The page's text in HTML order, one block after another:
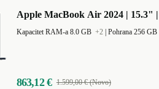
Apple MacBook Air 2024 | 15.3"
Kapacitet RAM-a 8.0 GB +2 Pohrana 256 GB
863,12 € 1.599,00 € (Novo)